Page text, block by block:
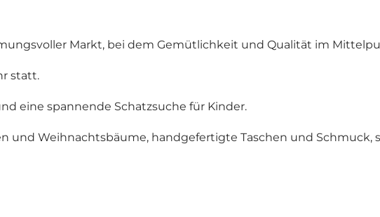
Markt, bei dem Gemütlichkeit und Qualität im
statt.
eine spannende Schatzsuche für Kinder.
Weihnachtsbäume, handgefertigte Taschen und Schmuck,